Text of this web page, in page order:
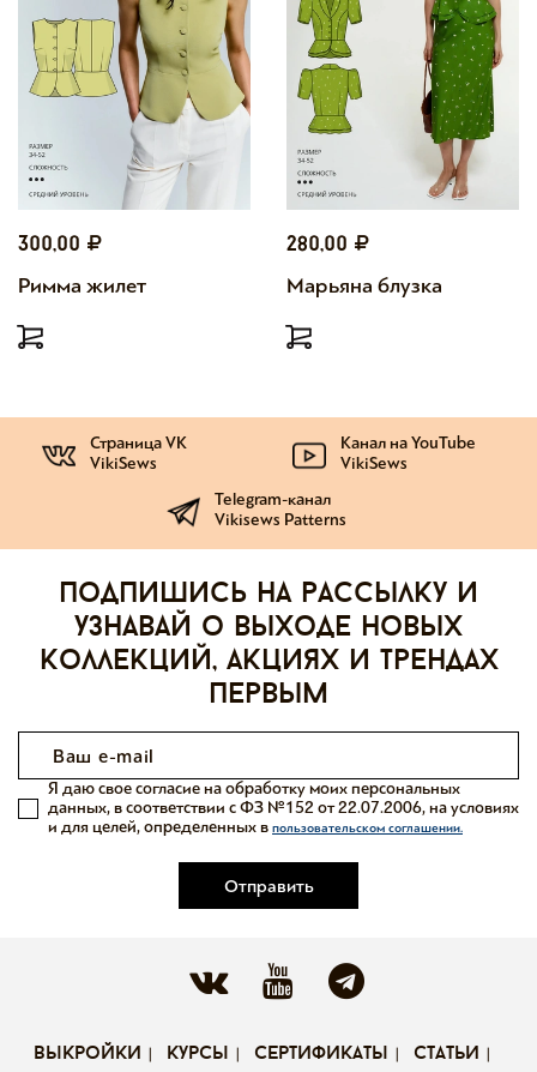
300,00
Римма жилет
280,00
Марьяна блузка
Страница VK
VikiSews
Канал на YouTube
VikiSews
Telegram-канал
Vikisews Patterns
Подпишись на рассылку и
узнавай о выходе новых
коллекций, акциях и трендах
первым
Отправить
Я даю свое согласие на обработку моих персональных
данных, в соответствии с ФЗ №152 от 22.07.2006, на условиях
и для целей, определенных в пользовательском соглашении.
выкройки курсы сертификаты статьи